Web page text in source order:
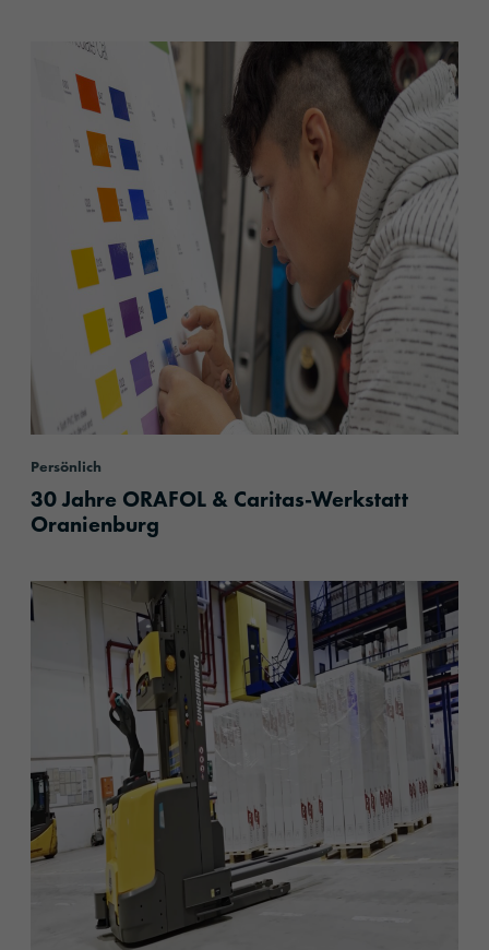
Persönlich
30 Jahre ORAFOL & Caritas-Werkstatt
Oranienburg
content.read_more
content.read_more